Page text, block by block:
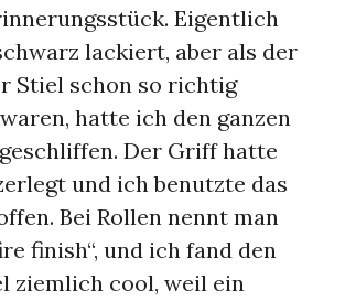
Eigentlich
lackiert, aber als der
Stiel schon so richtig
hatte ich den ganzen
Der Griff hatte
und ich benutzte das
Bei Rollen nennt man
finish“, und ich fand den
ziemlich cool, weil ein